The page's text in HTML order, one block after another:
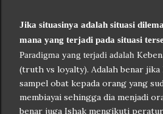
Jika situasinya adalah situasi
mana yang terjadi pada situasi
Paradigma yang terjadi adalah
(truth vs loyalty). Adalah benar
sampel obat kepada orang yang
membiayai sehingga dia menjadi
benar juga Ishak mengikuti